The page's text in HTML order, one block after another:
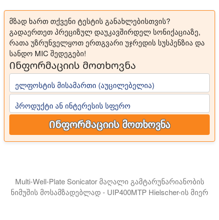
მზად ხართ თქვენი ტესტის განახლებისთვის?
გადაერთეთ პრეციზულ დაუკავშირდელ სონიქაციაზე,
რათა უზრუნველყოთ ერთგვარი უჯრედის სუსპენზია და
სანდო MIC შედეგები!
Ინფორმაციის მოთხოვნა
ელფოსტის მისამართი (აუცილებელია)
პროდუქტი ან ინტერესის სფერო
Ინფორმაციის მოთხოვნა
Multi-Well-Plate Sonicator მაღალი გამტარუნარიანობის
ნიმუშის მოსამზადებლად - UIP400MTP Hielscher-ის მიერ